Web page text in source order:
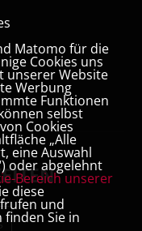
Matomo für die
Cookies uns
unserer Website
Werbung
Funktionen
selbst
Cookies
„Alle
eine Auswahl
oder abgelehnt
Bereich unserer
diese
und
Sie in